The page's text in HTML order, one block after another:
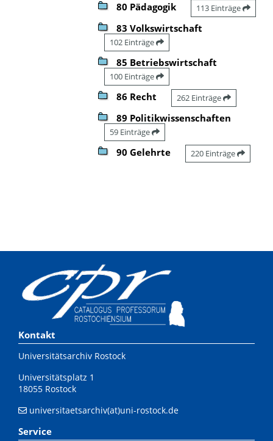
80 Pädagogik 113 Einträge
83 Volkswirtschaft
102 Einträge
85 Betriebswirtschaft
100 Einträge
86 Recht 262 Einträge
89 Politikwissenschaften
59 Einträge
90 Gelehrte 220 Einträge
Kontakt
Universitätsarchiv Rostock
Universitätsplatz 1
18055 Rostock
universitaetsarchiv(at)uni-rostock.de
Service